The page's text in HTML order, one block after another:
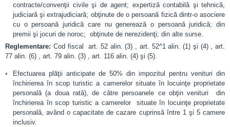
contracte/convenţii civile şi de agent; expertiză contabilă şi tehnică,
judiciară şi extrajudiciară; obţinute de o persoană fizică dintr-o asociere
cu o persoană juridică care nu generează o persoană juridică; din
premii şi jocuri de noroc; obţinute de nerezidenţi; din alte surse.
Reglementare: Cod fiscal art. 52 alin. (3) , art. 52^1 alin. (1) şi (4) , art.
77 alin. (6) , art. 79 alin. (3) , art. 116 alin. (4) şi (5).
Efectuarea plăţii anticipate de 50% din impozitul pentru venituri din
închirierea în scop turistic a camerelor situate în locuinţe proprietate
personală (a doua rată), de către persoanele ce obţin venituri din
închirierea în scop turistic a camerelor situate în locuinţe proprietate
personală, având o capacitate de cazare cuprinsă între 1 şi 5 camere
inclusiv.